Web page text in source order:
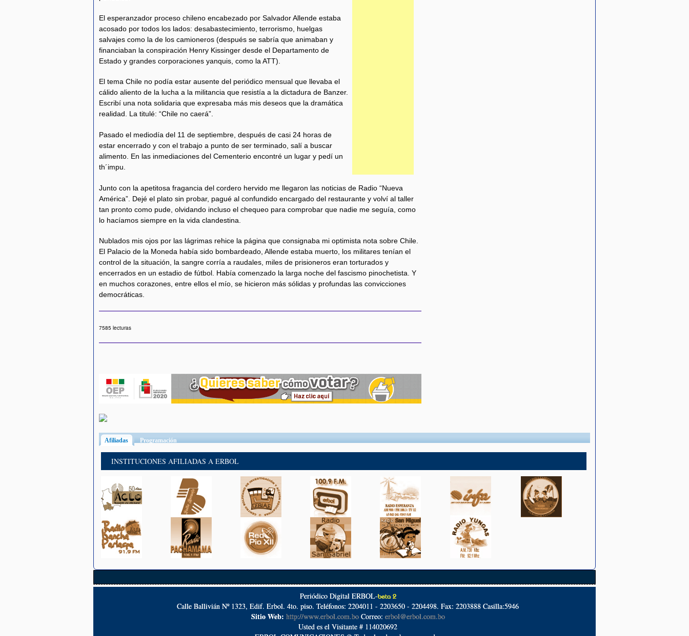
El esperanzador proceso chileno encabezado por Salvador Allende estaba
acosado por todos los lados: desabastecimiento, terrorismo, huelgas
salvajes como la de los camioneros (después se sabría que animaban y
financiaban la conspiración Henry Kissinger desde el Departamento de
Estado y grandes corporaciones yanquis, como la ATT).
El tema Chile no podía estar ausente del periódico mensual que llevaba el
cálido aliento de la lucha a la militancia que resistía a la dictadura de Banzer.
Escribí una nota solidaria que expresaba más mis deseos que la dramática
realidad. La titulé: “Chile no caerá”.
Pasado el mediodía del 11 de septiembre, después de casi 24 horas de
estar encerrado y con el trabajo a punto de ser terminado, salí a buscar
alimento. En las inmediaciones del Cementerio encontré un lugar y pedí un
th´impu.
Junto con la apetitosa fragancia del cordero hervido me llegaron las noticias de Radio “Nueva
América”. Dejé el plato sin probar, pagué al confundido encargado del restaurante y volví al taller
tan pronto como pude, olvidando incluso el chequeo para comprobar que nadie me seguía, como
lo hacíamos siempre en la vida clandestina.
Nublados mis ojos por las lágrimas rehice la página que consignaba mi optimista nota sobre Chile.
El Palacio de la Moneda había sido bombardeado, Allende estaba muerto, los militares tenían el
control de la situación, la sangre corría a raudales, miles de prisioneros eran torturados y
encerrados en un estadio de fútbol. Había comenzado la larga noche del fascismo pinochetista. Y
en muchos corazones, entre ellos el mío, se hicieron más sólidas y profundas las convicciones
democráticas.
7585 lecturas
Afiliadas (solapa activa)
Programación
INSTITUCIONES AFILIADAS A ERBOL
Periódico Digital ERBOL-beta 2
Calle Ballivián Nº 1323, Edif. Erbol. 4to. piso. Teléfonos: 2204011 - 2203650 - 2204498. Fax: 2203888 Casilla:5946
Sitio Web: http://www.erbol.com.boCorreo: erbol@erbol.com.bo
Usted es el Visitante # 114020692